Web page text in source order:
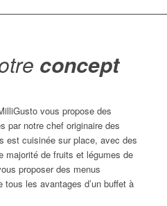
concept
vous propose des
par notre chef originaire des
est cuisinée sur place, avec des
majorité de fruits et légumes de
proposer des menus
les avantages d’un buffet à